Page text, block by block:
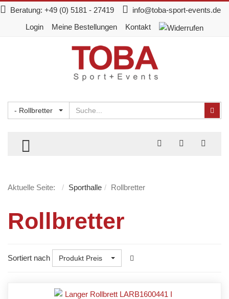
Beratung: +49 (0) 5181 - 27419
info@toba-sport-events.de
Login
Meine Bestellungen Kontakt
- Rollbretter Suchen
TOGGLE MENU
Aktuelle Seite: Sporthalle Rollbretter
Rollbretter
Sortiert nach Produkt Preis